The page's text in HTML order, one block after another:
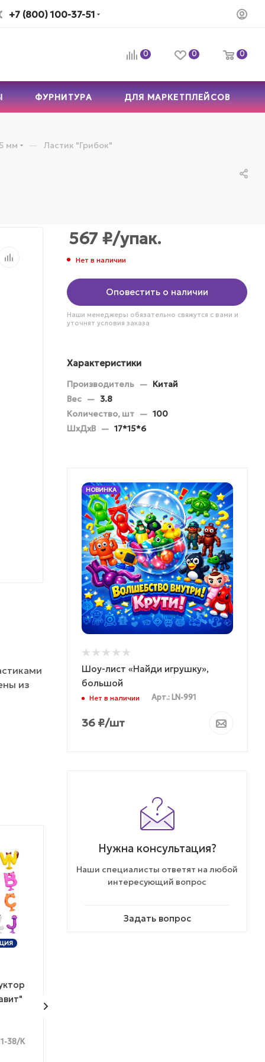
+7 (800) 100-37-51
0 0 0
ФУРНИТУРА ДЛЯ МАРКЕТПЛЕЙСОВ
мм — Ластик "Грибок"
из
38/К
567 ₽/упак.
Нет в наличии
Оповестить о наличии
Наши менеджеры обязательно свяжутся с вами и
уточнят условия заказа
Характеристики
Производитель — Китай
Вес — 3.8
Количество, шт — 100
ШхДхВ — 17*15*6
НОВИНКА
Шоу-лист «Найди игрушку»,
большой
Нет в наличии Арт.: LN-991
36 ₽/шт
Нужна консультация?
Наши специалисты ответят на любой
интересующий вопрос
Задать вопрос